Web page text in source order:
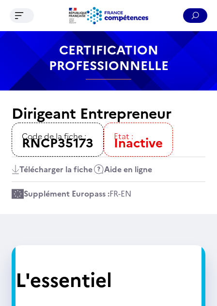
Contenu Recherche Menu Pied de page
Ouvrir le menu de navigation
CERTIFICATION
PROFESSIONNELLE
Dirigeant Entrepreneur
Code de la fiche :
RNCP35173 Etat :
Inactive
Télécharger la fiche Aide en ligne
Supplément Europass :FR-EN
L'essentiel